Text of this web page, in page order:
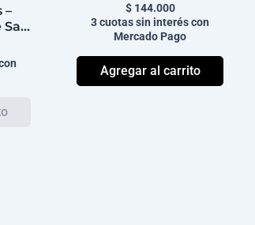
–
$144.000
3 cuotas sin interés con
Mercado Pago
Agregar al carrito